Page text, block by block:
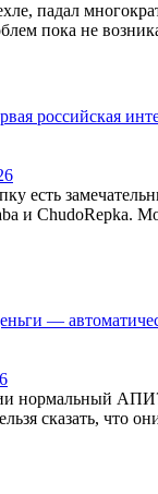
падал
пока не
российская
есть
и ChudoRepka.
—
нормальный
сказать, что